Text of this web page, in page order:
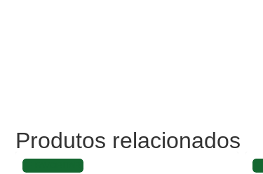
Produtos relacionados